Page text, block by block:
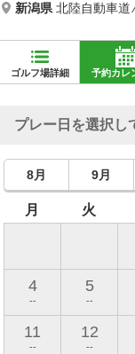
新潟県北陸自動車道
ゴルフ場詳細 予約カレ
プレー日を選択し
8月 9月
月 火
4
--
5
--
11
--
12
--